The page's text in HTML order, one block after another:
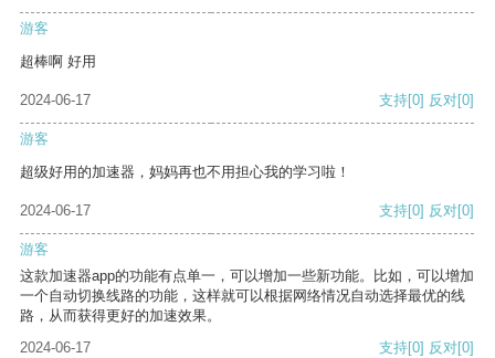
游客
超棒啊 好用
2024-06-17 支持[0] 反对[0]
游客
超级好用的加速器，妈妈再也不用担心我的学习啦！
2024-06-17 支持[0] 反对[0]
游客
这款加速器app的功能有点单一，可以增加一些新功能。比如，可以增加
一个自动切换线路的功能，这样就可以根据网络情况自动选择最优的线
路，从而获得更好的加速效果。
2024-06-17
支持[0] 反对[0]